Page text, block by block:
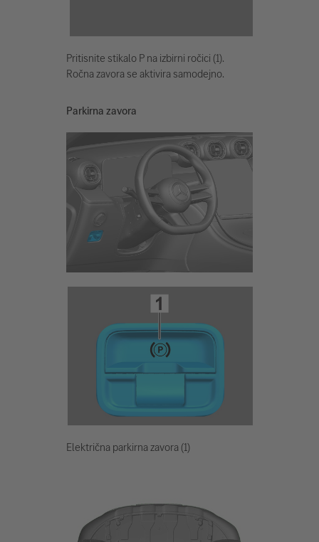
Pritisnite stikalo P na izbirni ročici (1).
Ročna zavora se aktivira samodejno.
Parkirna zavora
Električna parkirna zavora (1)